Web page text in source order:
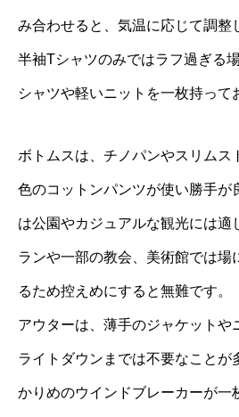
み合わせると、気温に応じて調整
半袖Tシャツのみではラフ過ぎる
シャツや軽いニットを一枚持って
ボトムスは、チノパンやスリムス
色のコットンパンツが使い勝手が
は公園やカジュアルな観光には適
ランや一部の教会、美術館では場
るため控えめにすると無難です。
アウターは、薄手のジャケットや
ライトダウンまでは不要なことが
かりめのウインドブレーカーが一